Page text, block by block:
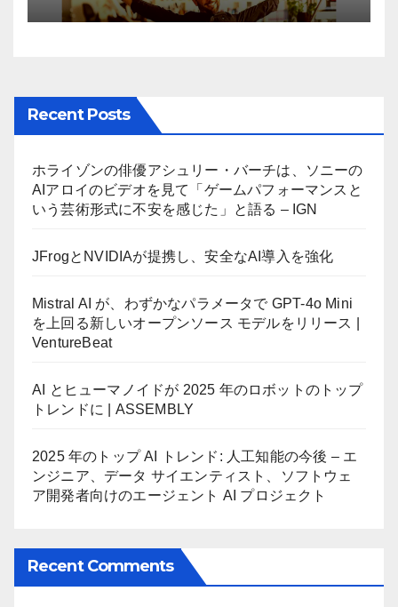
Recent Posts
ホライゾンの俳優アシュリー・バーチは、ソニーの
AIアロイのビデオを見て「ゲームパフォーマンスと
いう芸術形式に不安を感じた」と語る – IGN
JFrogとNVIDIAが提携し、安全なAI導入を強化
Mistral AI が、わずかなパラメータで GPT-4o Mini
を上回る新しいオープンソース モデルをリリース |
VentureBeat
AI とヒューマノイドが 2025 年のロボットのトップ
トレンドに | ASSEMBLY
2025 年のトップ AI トレンド: 人工知能の今後 – エ
ンジニア、データ サイエンティスト、ソフトウェ
ア開発者向けのエージェント AI プロジェクト
Recent Comments